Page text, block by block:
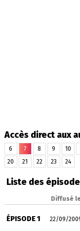
Accès direct aux
6
7 8 9 10
20
21 22 23 24
Liste des
Diffusé
ÉPISODE 1 22/09/